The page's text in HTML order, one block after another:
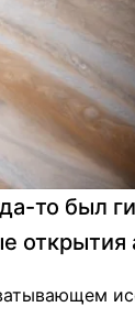
то был